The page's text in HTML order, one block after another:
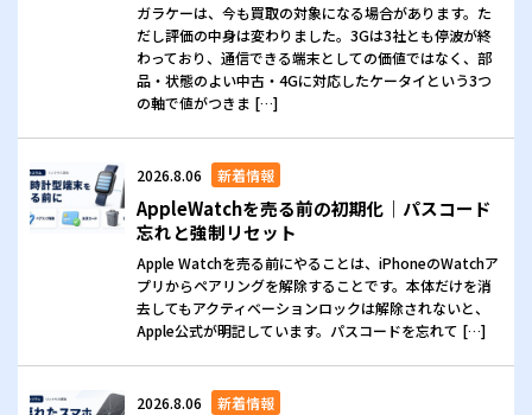
ガラケーは、今も買取の対象になる場合があります。た
だし評価の中身は変わりました。3Gは3社とも停波が終
わっており、通信できる端末としての価値ではなく、部
品・状態のよい中古・4Gに対応したケータイという3つ
の軸で値がつきま […]
2026.8.06 新着情報
AppleWatchを売る前の初期化｜パスコード
忘れと強制リセット
Apple Watchを売る前にやることは、iPhoneのWatchア
プリからペアリングを解除することです。本体だけを消
去してもアクティベーションロックは解除されないと、
Apple公式が明記しています。パスコードを忘れて […]
2026.8.06 新着情報